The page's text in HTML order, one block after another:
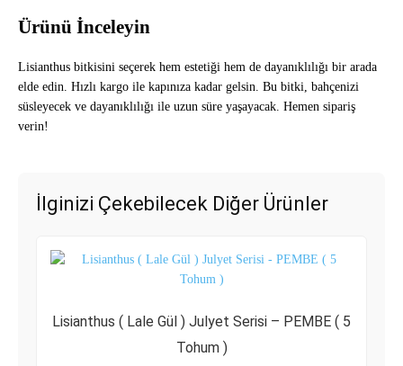
Ürünü İnceleyin
Lisianthus bitkisini seçerek hem estetiği hem de dayanıklılığı bir arada
elde edin. Hızlı kargo ile kapınıza kadar gelsin. Bu bitki, bahçenizi
süsleyecek ve dayanıklılığı ile uzun süre yaşayacak. Hemen sipariş
verin!
İlginizi Çekebilecek Diğer Ürünler
Lisianthus ( Lale Gül ) Julyet Serisi – PEMBE ( 5
Tohum )